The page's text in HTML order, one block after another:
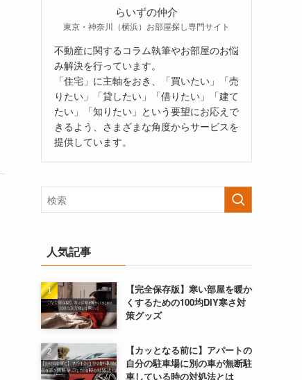
らいずの仲介
東京・神奈川（横浜）お部屋探し専門サイト
不動産に関するコラム執筆やお部屋のお悩
み解決を行っています。
「住宅」に主軸をおき、「買いたい」「売
りたい」「貸したい」「借りたい」「建て
たい」「知りたい」という要望にお応えで
きるよう、さまざまな角度からサービスを
提供しています。
人気記事
【完全保存版】寒い部屋を暖か
くするための100均DIY寒さ対
策グッズ
【カッとなる前に】アパートの
自分の駐車場に別の車が無断駐
車している時の対処法とは